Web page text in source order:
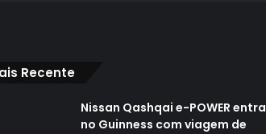
Recente
Nissan Qashqai e-POWER entra
no Guinness com viagem de